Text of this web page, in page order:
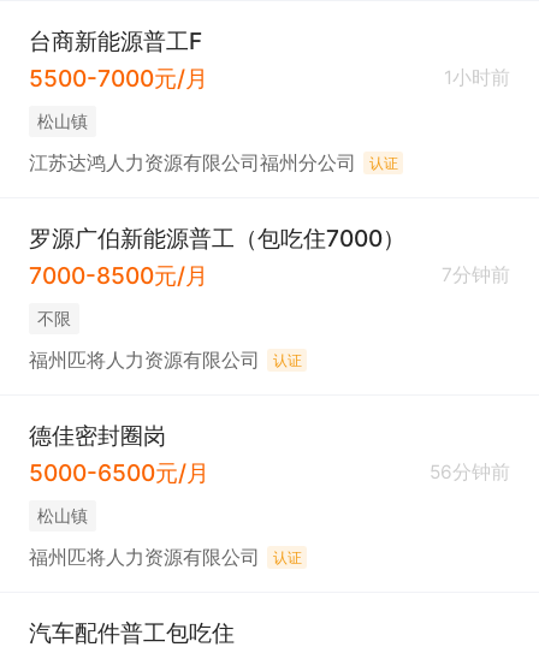
台商新能源普工F
5500-7000元/月
1小时前
松山镇
江苏达鸿人力资源有限公司福州分公司 认证
罗源广伯新能源普工（包吃住7000）
7000-8500元/月
7分钟前
不限
福州匹将人力资源有限公司 认证
德佳密封圈岗
5000-6500元/月
56分钟前
松山镇
福州匹将人力资源有限公司 认证
汽车配件普工包吃住